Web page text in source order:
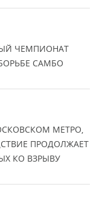
ЧЕМПИОНАТ
САМБО
МЕТРО,
ПРОДОЛЖАЕТ
КО ВЗРЫВУ